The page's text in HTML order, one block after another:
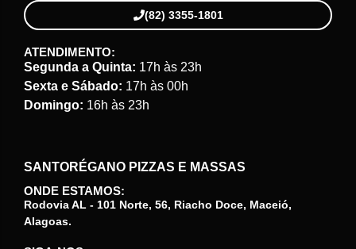
(82) 3355-1801
ATENDIMENTO:
Segunda a Quinta: 17h às 23h
Sexta e Sábado: 17h às 00h
Domingo: 16h às 23h
SANTORÉGANO PIZZAS E MASSAS
ONDE ESTAMOS:
Rodovia AL - 101 Norte, 56, Riacho Doce, Maceió,
Alagoas.